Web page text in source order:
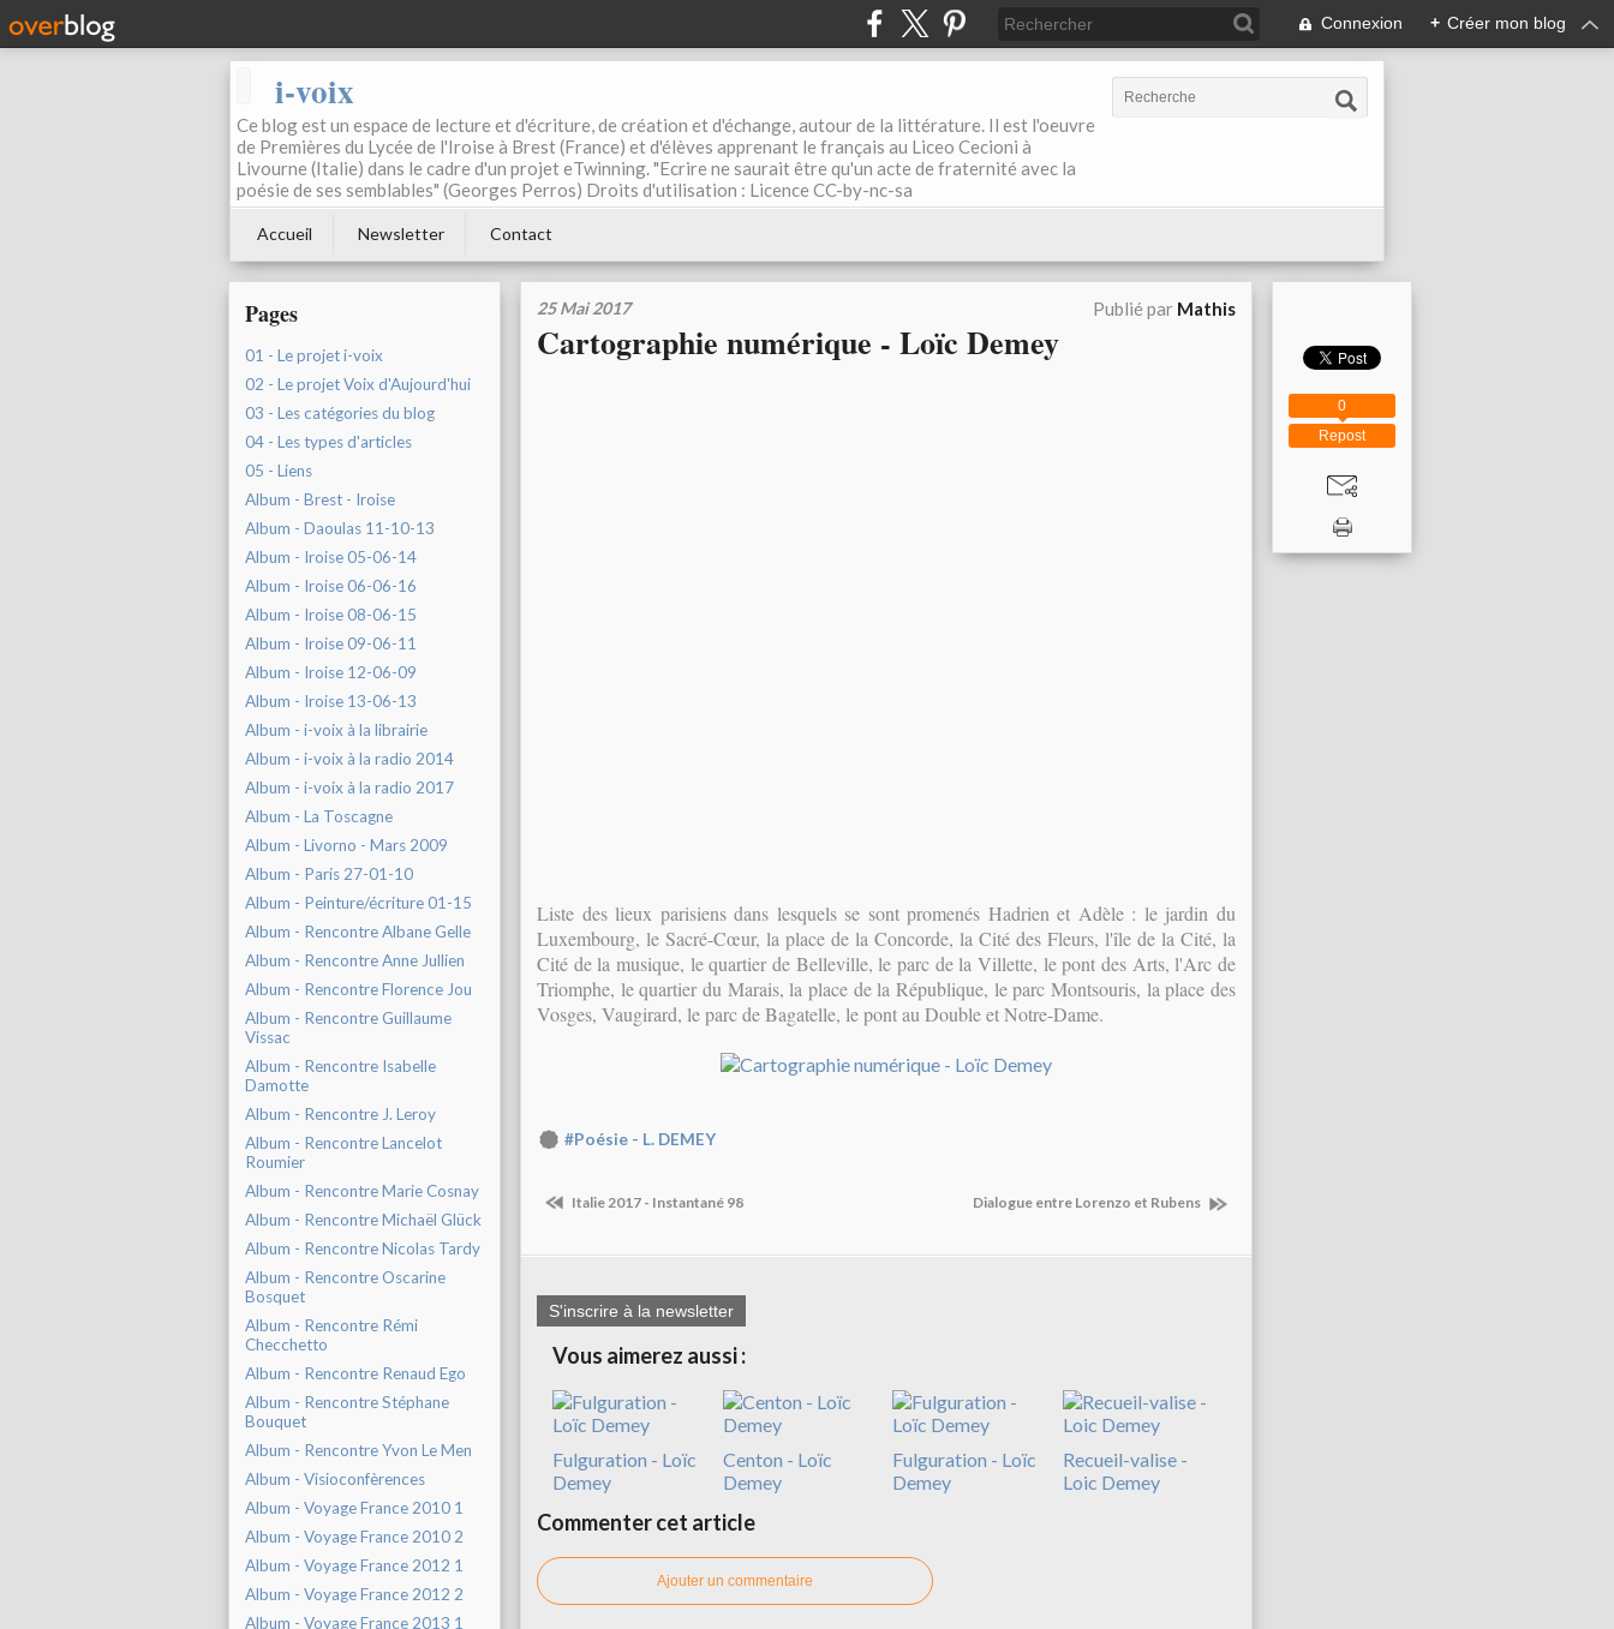
Connexion + Créer mon blog
i-voix
Ce blog est un espace de lecture et d'écriture, de création et d'échange, autour de la littérature. Il est l'oeuvre
de Premières du Lycée de l'Iroise à Brest (France) et d'élèves apprenant le français au Liceo Cecioni à
Livourne (Italie) dans le cadre d'un projet eTwinning. "Ecrire ne saurait être qu'un acte de fraternité avec la
poésie de ses semblables" (Georges Perros) Droits d'utilisation : Licence CC-by-nc-sa
Accueil Newsletter Contact
Pages
01 - Le projet i-voix
02 - Le projet Voix d'Aujourd'hui
03 - Les catégories du blog
04 - Les types d'articles
05 - Liens
Album - Brest - Iroise
Album - Daoulas 11-10-13
Album - Iroise 05-06-14
Album - Iroise 06-06-16
Album - Iroise 08-06-15
Album - Iroise 09-06-11
Album - Iroise 12-06-09
Album - Iroise 13-06-13
Album - i-voix à la librairie
Album - i-voix à la radio 2014
Album - i-voix à la radio 2017
Album - La Toscagne
Album - Livorno - Mars 2009
Album - Paris 27-01-10
Album - Peinture/écriture 01-15
Album - Rencontre Albane Gelle
Album - Rencontre Anne Jullien
Album - Rencontre Florence Jou
Album - Rencontre Guillaume
Vissac
Album - Rencontre Isabelle
Damotte
Album - Rencontre J. Leroy
Album - Rencontre Lancelot
Roumier
Album - Rencontre Marie Cosnay
Album - Rencontre Michaël Glück
Album - Rencontre Nicolas Tardy
Album - Rencontre Oscarine
Bosquet
Album - Rencontre Rémi
Checchetto
Album - Rencontre Renaud Ego
Album - Rencontre Stéphane
Bouquet
Album - Rencontre Yvon Le Men
Album - Visioconfèrences
Album - Voyage France 2010 1
Album - Voyage France 2010 2
Album - Voyage France 2012 1
Album - Voyage France 2012 2
Album - Voyage France 2013 1
25 Mai 2017 Publié par Mathis
Cartographie numérique - Loïc Demey
Liste des lieux parisiens dans lesquels se sont promenés Hadrien et Adèle : le jardin du
Luxembourg, le Sacré-Cœur, la place de la Concorde, la Cité des Fleurs, l'île de la Cité, la
Cité de la musique, le quartier de Belleville, le parc de la Villette, le pont des Arts, l'Arc de
Triomphe, le quartier du Marais, la place de la République, le parc Montsouris, la place des
Vosges, Vaugirard, le parc de Bagatelle, le pont au Double et Notre-Dame.
#Poésie - L. DEMEY
Italie 2017 - Instantané 98 Dialogue entre Lorenzo et Rubens
S'inscrire à la newsletter
Vous aimerez aussi :
Fulguration - Loïc
Demey
Centon - Loïc
Demey
Fulguration - Loïc
Demey
Recueil-valise -
Loic Demey
Commenter cet article
Ajouter un commentaire
Repost
0